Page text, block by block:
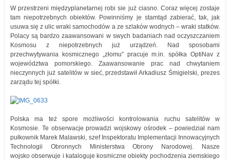
W przestrzeni międzyplanetarnej robi sie już ciasno. Coraz więcej zostaje
tam niepotrzebnych obiektów. Powinniśmy je stamtąd zabierać, tak, jak
usuwa się z ulic wraki samochodów a ze szlaków wodnych – wraki statków.
Polacy są bardzo zaawansowani w swych badaniach nad oczyszczaniem
Kosmosu z niepotrzebnych już urządzeń. Nad sposobami
przechwytywania kosmicznego „złomu” pracuje m.in. spółka OptiNav z
województwa pomorskiego. Zaawansowanie prac nad chwytaniem
nieczynnych już satelitów w sieć, przedstawił Arkadiusz Śmigielski, prezes
zarządu tej spółki.
Polska ma też spore możliwości kontrolowania ruchu satelitów w
Kosmosie. Te obserwacje prowadzi wojskowy ośrodek – powiedział nam
pułkownik Marek Malawski, szef Inspektoratu Implementacji Innowacyjnych
Technologii Obronnych Ministerstwa Obrony Narodowej. Nasze
wojsko obserwuje i kataloguje kosmiczne obiekty pochodzenia ziemskiego